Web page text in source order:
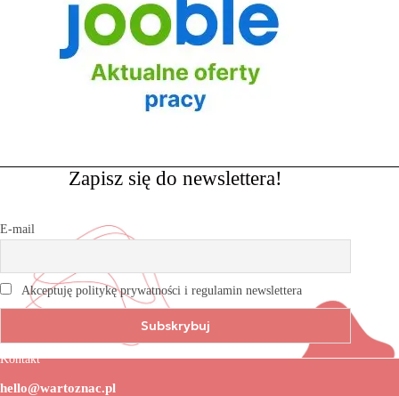
Zapisz się do newslettera!
E-mail
Akceptuję politykę prywatności i regulamin newslettera
Kontakt
hello@wartoznac.pl